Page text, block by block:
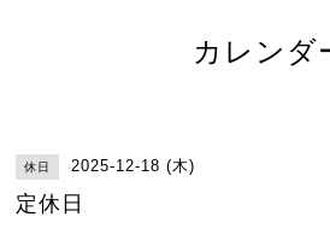
カレンダ
休日 2025-12-18 (木)
定休日